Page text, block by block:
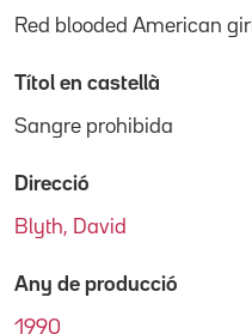
Red blooded American girl
Títol en castellà
Sangre prohibida
Direcció
Blyth, David
Any de producció
1990